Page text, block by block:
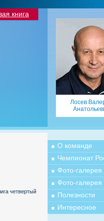
книга
Лосев
четвертый
О команде
Чемпионат
Фото-галерея
Фото-галерея
Полезности
Интересное